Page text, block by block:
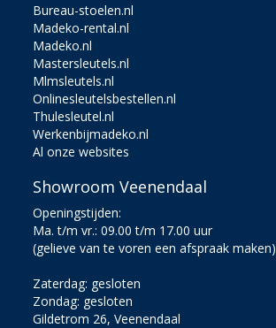
Bureau-stoelen.nl
Madeko-rental.nl
Madeko.nl
Mastersleutels.nl
Mlmsleutels.nl
Onlinesleutelsbestellen.nl
Thulesleutel.nl
Werkenbijmadeko.nl
Al onze websites
Showroom Veenendaal
Openingstijden:
Ma. t/m vr.: 09.00 t/m 17.00 uur
(gelieve van te voren een afspraak maken)
Zaterdag: gesloten
Zondag: gesloten
Gildetrom 26, Veenendaal